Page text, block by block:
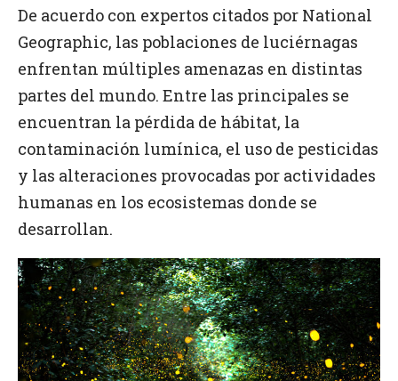
De acuerdo con expertos citados por National
Geographic, las poblaciones de luciérnagas
enfrentan múltiples amenazas en distintas
partes del mundo. Entre las principales se
encuentran la pérdida de hábitat, la
contaminación lumínica, el uso de pesticidas
y las alteraciones provocadas por actividades
humanas en los ecosistemas donde se
desarrollan.